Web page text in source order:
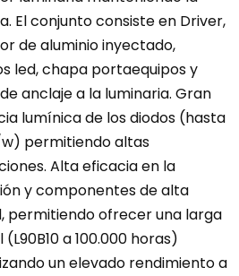
El conjunto consiste en Driver,
de aluminio inyectado,
led, chapa portaequipos y
anclaje a la luminaria. Gran
lumínica de los diodos (hasta
permitiendo altas
Alta eficacia en la
y componentes de alta
permitiendo ofrecer una larga
(L90B10 a 100.000 horas)
un elevado rendimiento a